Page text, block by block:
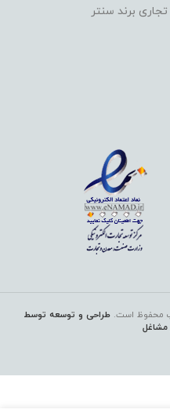
برند سنتر
محفوظ است.طراحی و توسعه توسط
مشاغل